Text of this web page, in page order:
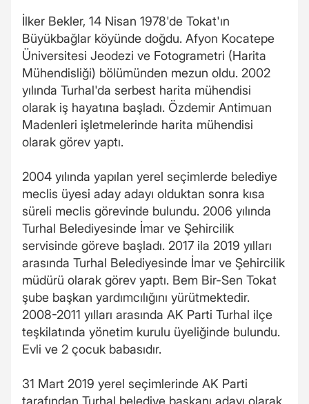
İlker Bekler, 14 Nisan 1978'de Tokat'ın
Büyükbağlar köyünde doğdu. Afyon Kocatepe
Üniversitesi Jeodezi ve Fotogrametri (Harita
Mühendisliği) bölümünden mezun oldu. 2002
yılında Turhal'da serbest harita mühendisi
olarak iş hayatına başladı. Özdemir Antimuan
Madenleri işletmelerinde harita mühendisi
olarak görev yaptı.
2004 yılında yapılan yerel seçimlerde belediye
meclis üyesi aday adayı olduktan sonra kısa
süreli meclis görevinde bulundu. 2006 yılında
Turhal Belediyesinde İmar ve Şehircilik
servisinde göreve başladı. 2017 ila 2019 yılları
arasında Turhal Belediyesinde İmar ve Şehircilik
müdürü olarak görev yaptı. Bem Bir-Sen Tokat
şube başkan yardımcılığını yürütmektedir.
2008-2011 yılları arasında AK Parti Turhal ilçe
teşkilatında yönetim kurulu üyeliğinde bulundu.
Evli ve 2 çocuk babasıdır.
31 Mart 2019 yerel seçimlerinde AK Parti
tarafından Turhal belediye başkanı adayı olarak